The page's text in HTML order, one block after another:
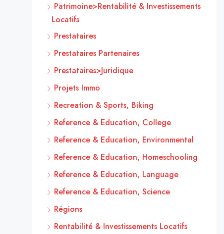
Patrimoine>Rentabilité & Investissements
Locatifs
Prestataires
Prestataires Partenaires
Prestataires>Juridique
Projets Immo
Recreation & Sports, Biking
Reference & Education, College
Reference & Education, Environmental
Reference & Education, Homeschooling
Reference & Education, Language
Reference & Education, Science
Régions
Rentabilité & Investissements Locatifs